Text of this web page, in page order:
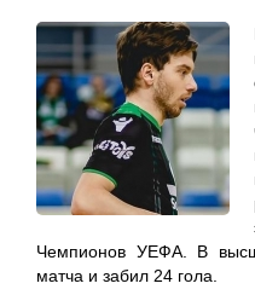
Чемпионов УЕФА. В
матча и забил 24 гола.